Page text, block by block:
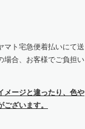
マト宅急便着払いにて送
場合、お客様でご負担い
メージと違ったり、色や
ざいます。